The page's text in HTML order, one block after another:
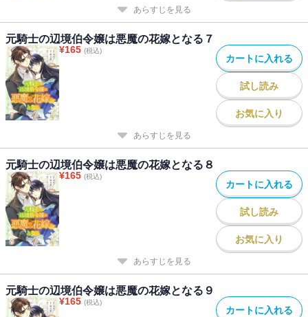
あらすじを見る
元騎士の辺境伯令嬢は悪魔の花嫁となる７
¥165 (税込)
カートに入れる
試し読み
お気に入り
あらすじを見る
元騎士の辺境伯令嬢は悪魔の花嫁となる８
¥165 (税込)
カートに入れる
試し読み
お気に入り
あらすじを見る
元騎士の辺境伯令嬢は悪魔の花嫁となる９
¥165 (税込)
カートに入れる